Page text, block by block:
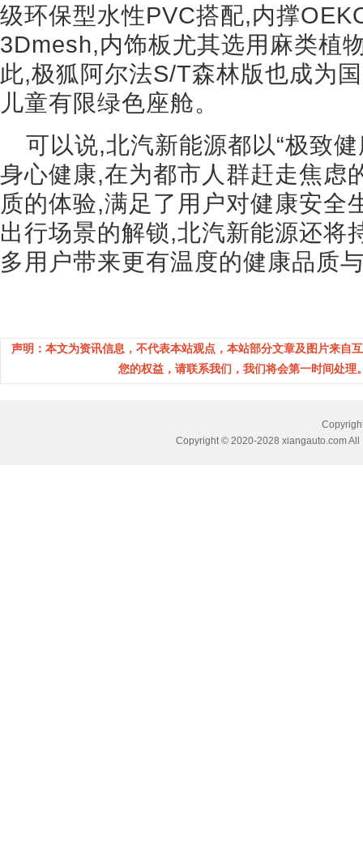
级环保型水性PVC搭配,内撑
3Dmesh,内饰板尤其选用麻类植
此,极狐阿尔法S/T森林版也成为
儿童有限绿色座舱。
可以说,北汽新能源都以“极致
身心健康,在为都市人群赶走焦虑
质的体验,满足了用户对健康安全
出行场景的解锁,北汽新能源还将
多用户带来更有温度的健康品质
声明：本文为资讯信息，不代表本站观点，本站部分文章及图片来自
您的权益，请联系我们，我们将会第一时间处
Copyright © 2020-2028 xiangauto.com